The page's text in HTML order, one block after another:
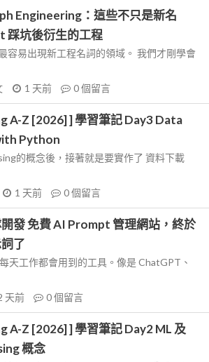
Engineering：這些不只是新名
踩坑後衍生的工程
容易出現新工程名詞的領域。 我們才剛學會
1 天前 0個留言
A-Z [2026] ] 學習筆記 Day3 Data
Python
的概念後，接著就是要實作了 資料下載
1 天前 0個留言
開發 免費 AI Prompt 管理網站，終於
了
天工作都會用到的工具。像是 ChatGPT、
天前 0個留言
A-Z [2026] ] 學習筆記 Day2 ML 及
概念